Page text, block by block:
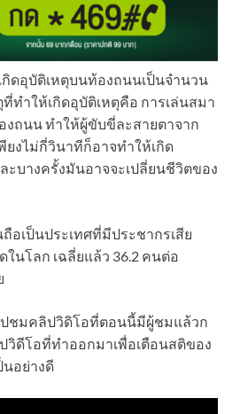
ดอุบัติเหตุบนท้องถนนเป็นจำนวน
ทำให้เกิดอุบัติเหตุคือ การเล่นสมา
ถนน ทำให้ผู้ขับขี่ละสายตาจาก
ยงไม่กี่วินาทีก็อาจทำให้เกิด
ะบางครั้งมันอาจจะเปลี่ยนชีวิตของ
อเป็นประเทศที่มีประชากรเสีย
นโลก เฉลี่ยแล้ว 36.2 คนต่อ
ปชมคลิปวิดิโอที่ตอนนี้มีผู้ชมแล้วก
วิดีโอที่ทำออกมาเพื่อเตือนสติของ
อย่างดี